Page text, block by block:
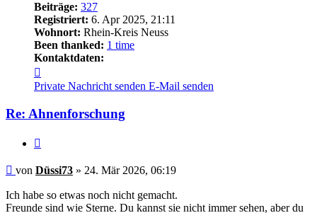
Beiträge: 327
Registriert: 6. Apr 2025, 21:11
Wohnort: Rhein-Kreis Neuss
Been thanked: 1 time
Kontaktdaten:
von
Düssi73
Private Nachricht senden E-Mail senden
Re: Ahnenforschung
Beitrag
von Düssi73 » 24. Mär 2026, 06:19
Ich habe so etwas noch nicht gemacht.
Freunde sind wie Sterne. Du kannst sie nicht immer sehen, aber du